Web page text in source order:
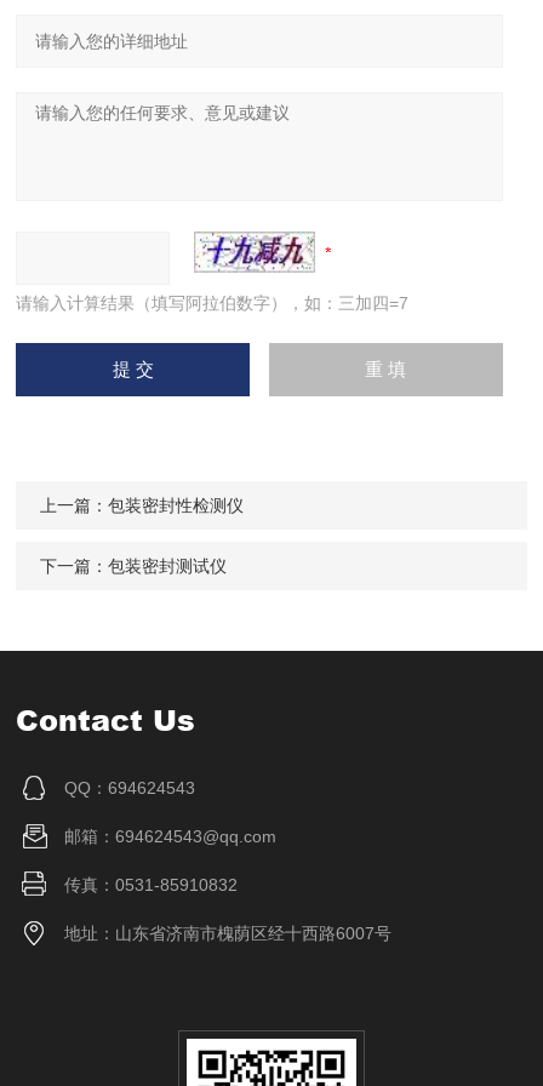
请输入计算结果（填写阿拉伯数字），如：三加四=7
上一篇：包装密封性检测仪
下一篇：包装密封测试仪
Contact Us
QQ：694624543
邮箱：694624543@qq.com
传真：0531-85910832
地址：山东省济南市槐荫区经十西路6007号